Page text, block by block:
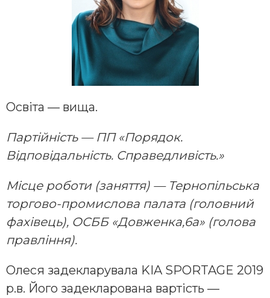
Освіта — вища.
Партійність — ПП «Порядок.
Відповідальність. Справедливість.»
Місце роботи (заняття) — Тернопільська
торгово-промислова палата (головний
фахівець), ОСББ «Довженка,6а» (голова
правління).
Олеся задекларувала KIA SPORTAGE 2019
р.в. Його задекларована вартість —